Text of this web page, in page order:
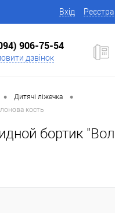
Вхід
906-75-54
дзвінок
• Дитячі ліжечка •
кость
бортик